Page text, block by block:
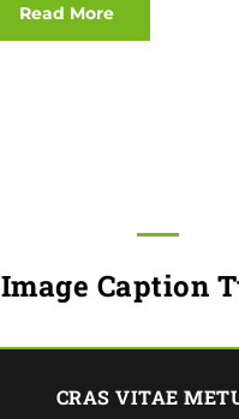
Read More
Image Caption
CRAS VITAE